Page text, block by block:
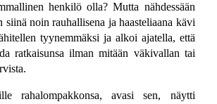
henkilö olla? Mutta nähdessään
siinä noin rauhallisena ja haasteliaana kävi
tyynemmäksi ja alkoi ajatella, että
ratkaisunsa ilman mitään väkivallan tai
rahalompakkonsa, avasi sen, näytti